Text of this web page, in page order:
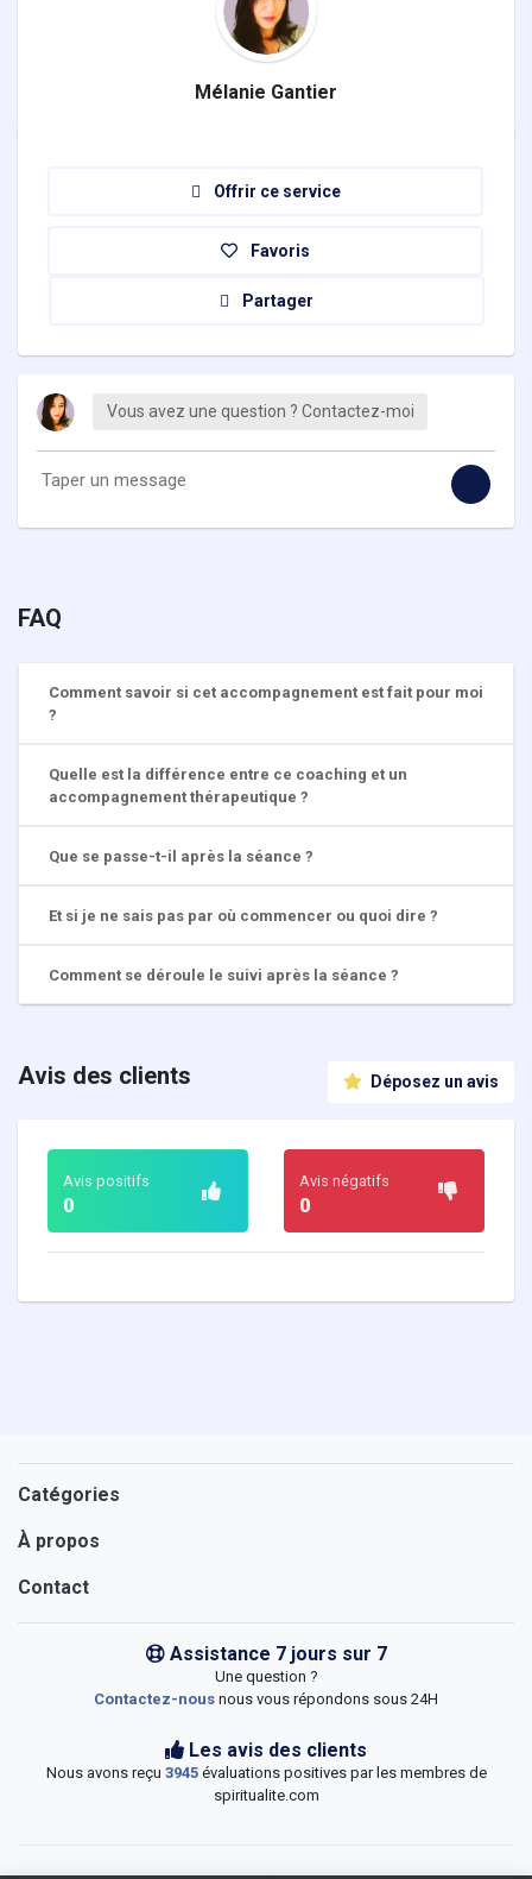
Mélanie Gantier
Offrir ce service
Favoris
Partager
Vous avez une question ? Contactez-moi
FAQ
Comment savoir si cet accompagnement est fait pour moi
?
Quelle est la différence entre ce coaching et un
accompagnement thérapeutique ?
Que se passe-t-il après la séance ?
Et si je ne sais pas par où commencer ou quoi dire ?
Comment se déroule le suivi après la séance ?
Déposez un avis
Avis des clients
Avis positifs
0
Avis négatifs
0
Catégories
À propos
Contact
Assistance 7 jours sur 7
Une question ?
Contactez-nous nous vous répondons sous 24H
Les avis des clients
Nous avons reçu 3945évaluations positives par les membres de
spiritualite.com